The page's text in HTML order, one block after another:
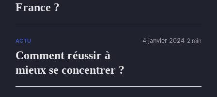
France ?
ACTU
Comment réussir à
mieux se concentrer ?
4 janvier 2024 2 min